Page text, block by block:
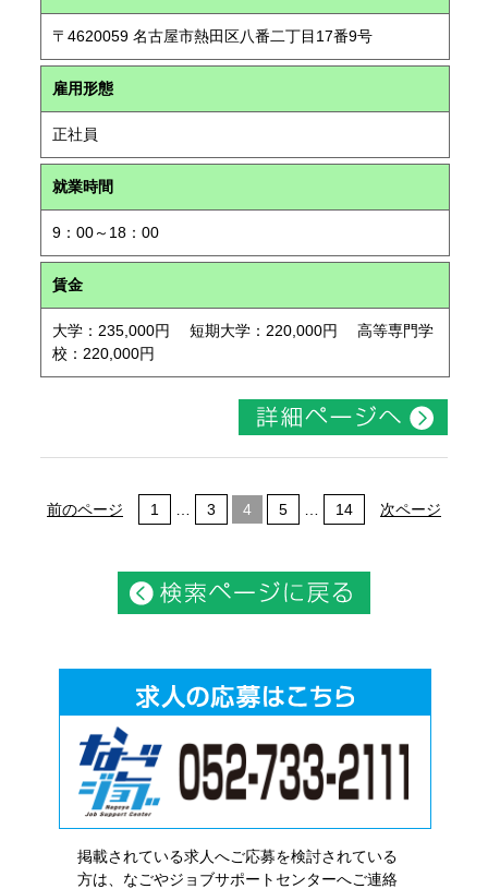
〒4620059 名古屋市熱田区八番二丁目17番9号
雇用形態
正社員
就業時間
9：00～18：00
賃金
大学：235,000円 短期大学：220,000円 高等専門学
校：220,000円
前のページ 1 3 4 5 14 次ページ
掲載されている求人へご応募を検討されている
方は、なごやジョブサポートセンターへご連絡